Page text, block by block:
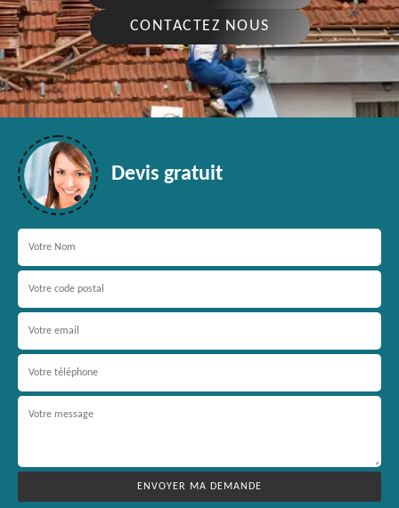
CONTACTEZ NOUS
Devis gratuit